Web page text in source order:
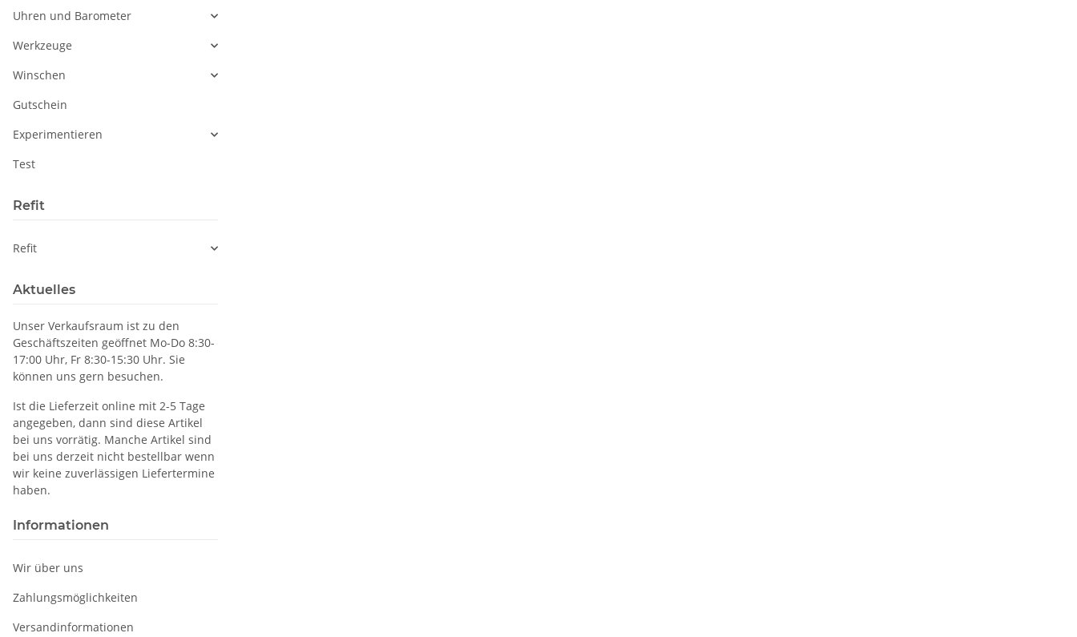
Uhren und Barometer
Werkzeuge
Winschen
Gutschein
Experimentieren
Test
Refit
Refit
Aktuelles
Unser Verkaufsraum ist zu den
Geschäftszeiten geöffnet Mo-Do 8:30-
17:00 Uhr, Fr 8:30-15:30 Uhr. Sie
können uns gern besuchen.
Ist die Lieferzeit online mit 2-5 Tage
angegeben, dann sind diese Artikel
bei uns vorrätig. Manche Artikel sind
bei uns derzeit nicht bestellbar wenn
wir keine zuverlässigen Liefertermine
haben.
Informationen
Wir über uns
Zahlungsmöglichkeiten
Versandinformationen